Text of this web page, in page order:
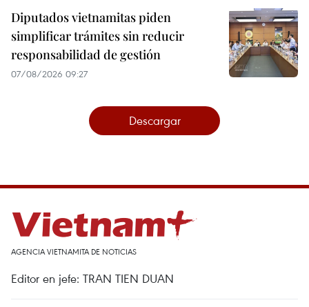
Diputados vietnamitas piden
simplificar trámites sin reducir
responsabilidad de gestión
07/08/2026 09:27
Descargar
AGENCIA VIETNAMITA DE NOTICIAS
Editor en jefe: TRAN TIEN DUAN